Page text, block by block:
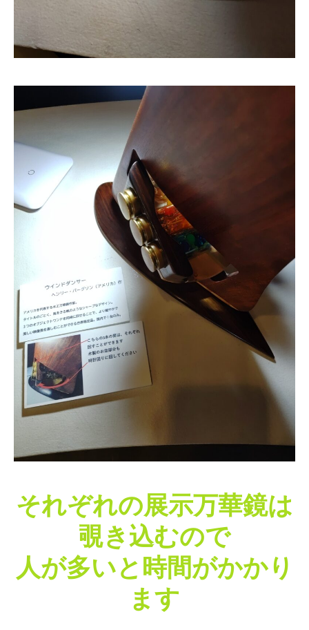
それぞれの展示万華鏡は
覗き込むので
人が多いと時間がかかり
ます